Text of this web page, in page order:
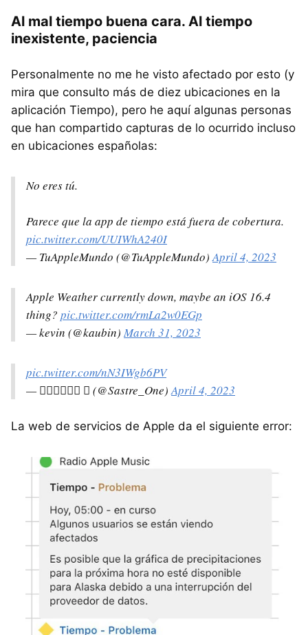
Al mal tiempo buena cara. Al tiempo
inexistente, paciencia
Personalmente no me he visto afectado por esto (y
mira que consulto más de diez ubicaciones en la
aplicación Tiempo), pero he aquí algunas personas
que han compartido capturas de lo ocurrido incluso
en ubicaciones españolas:
No eres tú.
Parece que la app de tiempo está fuera de cobertura.
pic.twitter.com/UUIWhA240I
— TuAppleMundo (@TuAppleMundo)April 4, 2023
Apple Weather currently down, maybe an iOS 16.4
thing? pic.twitter.com/rmLa2w0EGp
— kevin (@kaubin) March 31, 2023
pic.twitter.com/nN3IWgb6PV
— 𝑺𝒂𝒔𝒕𝒓𝒆  (@Sastre_One)April 4, 2023
La web de servicios de Apple da el siguiente error: